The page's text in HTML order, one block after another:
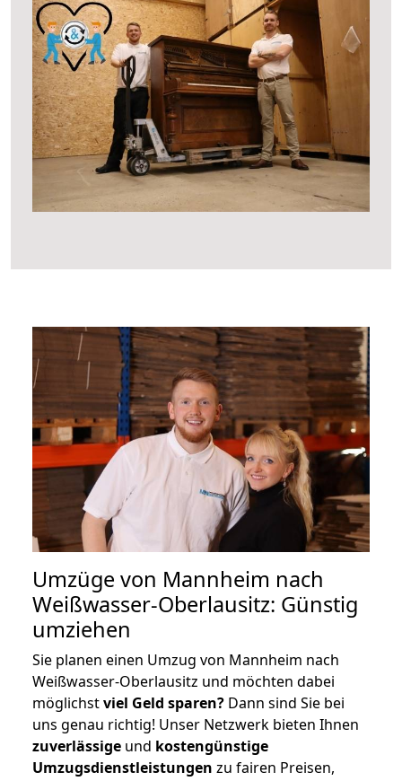
Umzüge von Mannheim nach
Weißwasser-Oberlausitz: Günstig
umziehen
Sie planen einen Umzug von Mannheim nach
Weißwasser-Oberlausitz und möchten dabei
möglichstviel Geld sparen? Dann sind Sie bei
uns genau richtig! Unser Netzwerk bieten Ihnen
zuverlässige und kostengünstige
Umzugsdienstleistungen zu fairen Preisen,